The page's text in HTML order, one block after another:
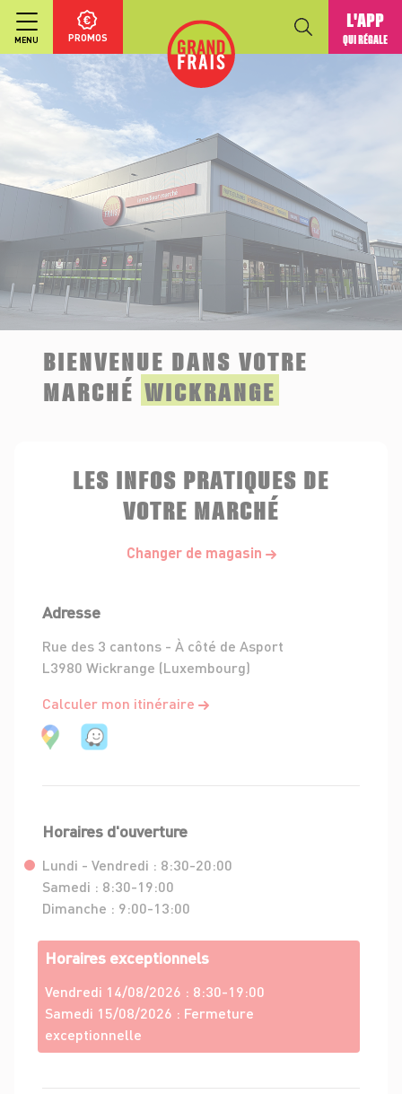
MENU PROMOS
L'APP
QUI RÉGALE
BIENVENUE DANS VOTRE
MARCHÉ WICKRANGE
LES INFOS PRATIQUES DE
VOTRE MARCHÉ
Changer de magasin
Adresse
Rue des 3 cantons - À côté de Asport
L3980 Wickrange (Luxembourg)
Calculer mon itinéraire
Horaires d'ouverture
Lundi - Vendredi : 8:30-20:00
Samedi : 8:30-19:00
Dimanche : 9:00-13:00
Horaires exceptionnels
Vendredi 14/08/2026 : 8:30-19:00
Samedi 15/08/2026 : Fermeture
exceptionnelle